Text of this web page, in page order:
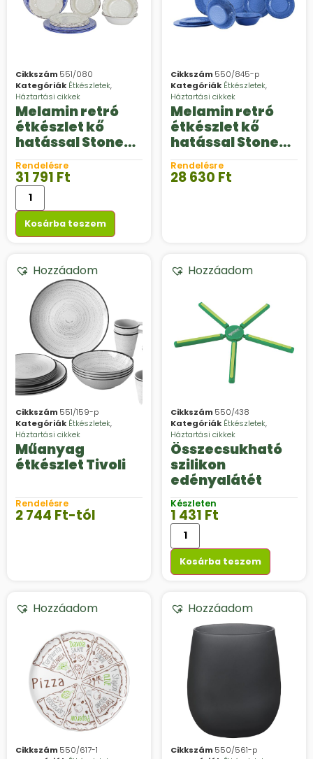
Cikkszám 551/080
Kategóriák Étkészletek,
Háztartási cikkek
Melamin retró
étkészlet kő
hatással Stone
Line
Rendelésre
31 791 Ft
Kosárba teszem
Cikkszám 550/845-p
Kategóriák Étkészletek,
Háztartási cikkek
Melamin retró
étkészlet kő
hatással Stone
Line azúrkék
vagy homokszín
Rendelésre
28 630 Ft
Hozzáadom
Cikkszám 551/159-p
Kategóriák Étkészletek,
Háztartási cikkek
Műanyag
étkészlet Tivoli
Rendelésre
2 744 Ft-tól
Hozzáadom
Cikkszám 550/438
Kategóriák Étkészletek,
Háztartási cikkek
Összecsukható
szilikon
edényalátét
Készleten
1 431 Ft
Kosárba teszem
Hozzáadom
Cikkszám 550/617-1
Hozzáadom
Cikkszám 550/561-p